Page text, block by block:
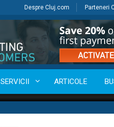
Despre Cluj.com Parteneri
SERVICII ARTICOLE